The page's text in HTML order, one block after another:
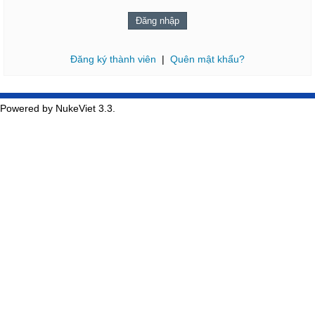
Đăng ký thành viên | Quên mật khẩu?
Powered by NukeViet 3.3.